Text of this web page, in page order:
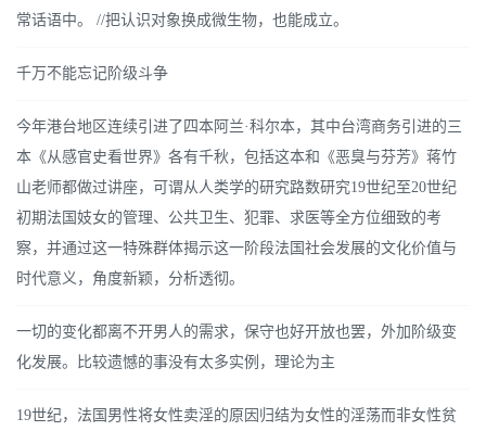
常话语中。 //把认识对象换成微生物，也能成立。
千万不能忘记阶级斗争
今年港台地区连续引进了四本阿兰·科尔本，其中台湾商务引进的三
本《从感官史看世界》各有千秋，包括这本和《恶臭与芬芳》蒋竹
山老师都做过讲座，可谓从人类学的研究路数研究19世纪至20世纪
初期法国妓女的管理、公共卫生、犯罪、求医等全方位细致的考
察，并通过这一特殊群体揭示这一阶段法国社会发展的文化价值与
时代意义，角度新颖，分析透彻。
一切的变化都离不开男人的需求，保守也好开放也罢，外加阶级变
化发展。比较遗憾的事没有太多实例，理论为主
19世纪，法国男性将女性卖淫的原因归结为女性的淫荡而非女性贫